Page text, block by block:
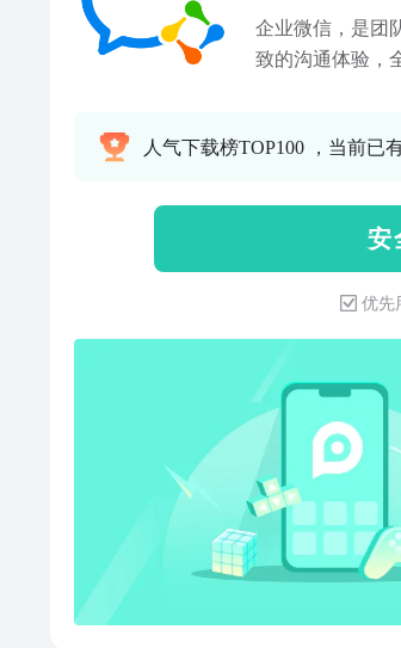
企业微信，是团
致的沟通体验，
银行、中国人保
样易用】与一致
与手机多平台消
出的消息可以查
【企业通讯录】
更方便。2.全方
员添加的客户，
活动信息、产品
户评论互动。【
聊、对离职成员
【企业支付】企
收付款或发送
事发起日程邀约
统一管理自己的
人气下载榜TOP100 ，当前已
安
优先